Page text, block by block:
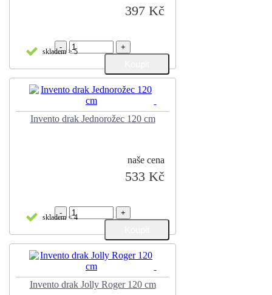
397 Kč
skladem > 5
- +
Invento drak Jednorožec 120 cm
naše cena
533 Kč
skladem < 4
- +
Invento drak Jolly Roger 120 cm